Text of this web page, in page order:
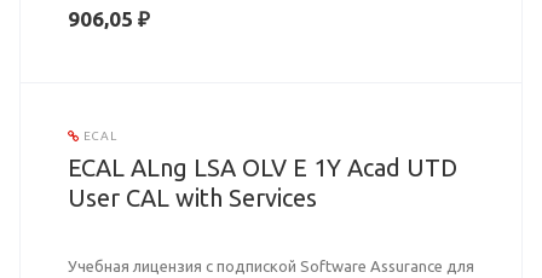
906,05 ₽
ECAL
ECAL ALng LSA OLV E 1Y Acad UTD
User CAL with Services
Учебная лицензия с подпиской Software Assurance для